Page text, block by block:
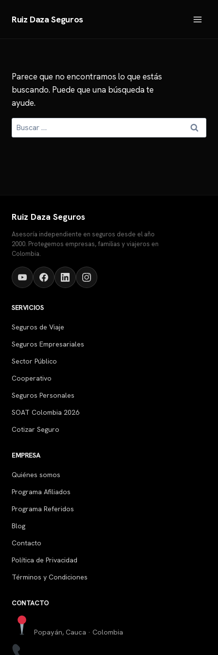
Ruiz Daza Seguros
Parece que no encontramos lo que estás
buscando. Puede que una búsqueda te
ayude.
Buscar:
Ruiz Daza Seguros
Asesoría independiente en seguros desde el año
2000. Protegemos empresas, familias y viajeros en
Colombia.
SERVICIOS
Seguros de Viaje
Seguros Empresariales
Sector Público
Cooperativo
Seguros Personales
SOAT Colombia 2026
Cotizar Seguro
EMPRESA
Quiénes somos
Programa Afiliados
Programa Referidos
Blog
Contacto
Política de Privacidad
Términos y Condiciones
CONTACTO
Popayán, Cauca · Colombia